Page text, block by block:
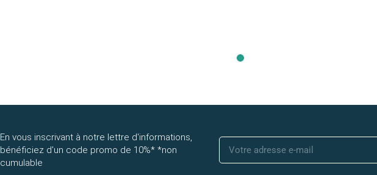
En vous inscrivant à notre lettre d'informations,
bénéficiez d'un code promo de 10%* *non
cumulable